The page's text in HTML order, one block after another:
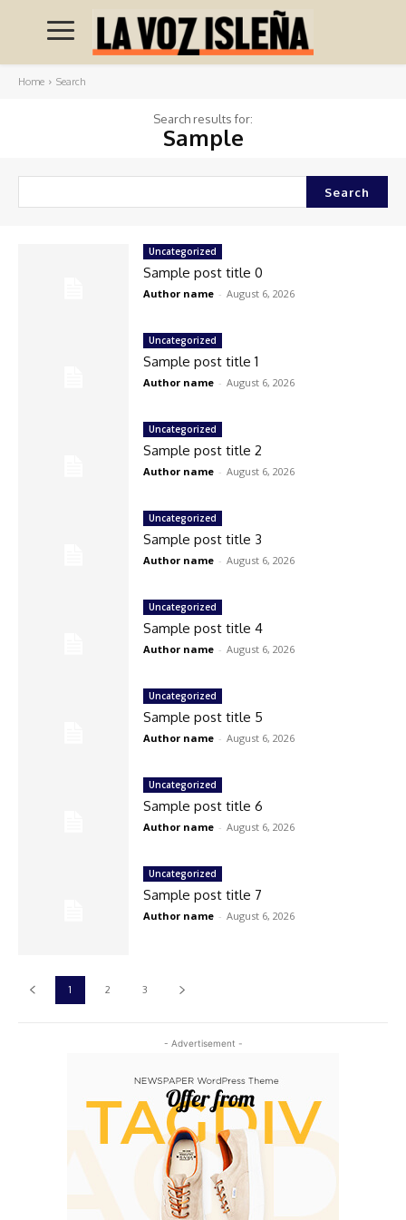
Home Search
Search results for:
Sample
Search
- Advertisement -
Uncategorized
Sample post title 0
Author name - August 6, 2026
Uncategorized
Sample post title 1
Author name - August 6, 2026
Uncategorized
Sample post title 2
Author name - August 6, 2026
Uncategorized
Sample post title 3
Author name - August 6, 2026
Uncategorized
Sample post title 4
Author name - August 6, 2026
Uncategorized
Sample post title 5
Author name - August 6, 2026
Uncategorized
Sample post title 6
Author name - August 6, 2026
Uncategorized
Sample post title 7
Author name - August 6, 2026
1 2 3